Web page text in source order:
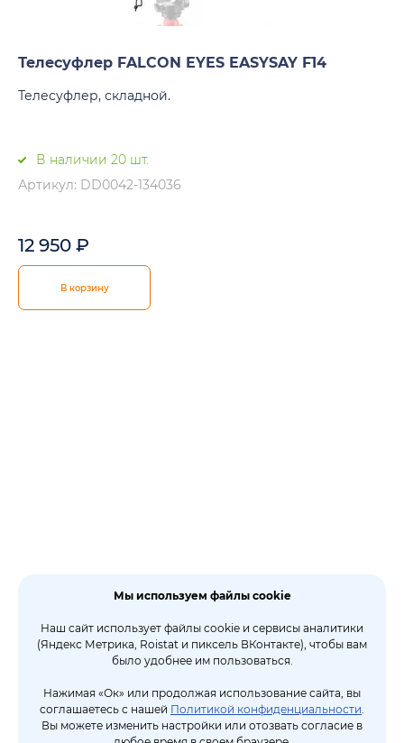
Телесуфлер FALCON EYES EASYSAY F14
Телесуфлер, складной.
В наличии 20 шт.
Артикул: DD0042-134036
12 950 ₽
В корзину
Мы используем файлы cookie
Наш сайт использует файлы cookie и сервисы аналитики
(Яндекс Метрика, Roistat и пиксель ВКонтакте), чтобы вам
было удобнее им пользоваться.
Нажимая «Ок» или продолжая использование сайта, вы
соглашаетесь с нашей Политикой конфиденциальности.
Вы можете изменить настройки или отозвать согласие в